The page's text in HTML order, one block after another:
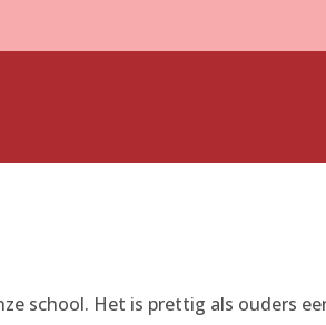
school. Het is prettig als ouders